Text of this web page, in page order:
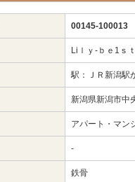
00145-100013
Liｌｙ-ｂｅ1ｓ
駅：ＪＲ新潟駅
新潟県新潟市中
アパート・マン
-
鉄骨